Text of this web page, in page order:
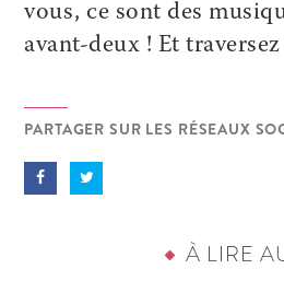
vous, ce sont des
avant-deux ! Et traversez
PARTAGER SUR LES RÉSEAUX
À LIRE